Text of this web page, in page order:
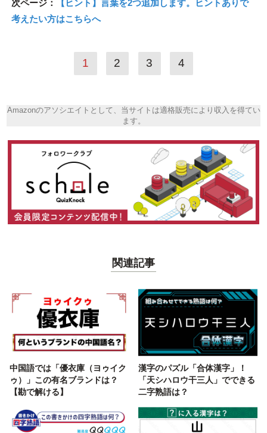
次ページ：
【ヒント】言葉を2つ追加します。ヒントありで
考えたい方はこちらへ
1 2 3 4
Amazonのアソシエイトとして、当サイトは適格販売により収入を得てい
ます。
関連記事
中国語では「優衣庫（ヨゥイク
ゥ）」この有名ブランドは？
【勘で解ける】
漢字のパズル「合体漢字」！
「天シハロウ干三人」でできる
二字熟語は？